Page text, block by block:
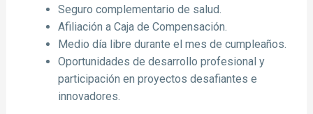
Seguro complementario de salud.
Afiliación a Caja de Compensación.
Medio día libre durante el mes de cumpleaños.
Oportunidades de desarrollo profesional y
participación en proyectos desafiantes e
innovadores.